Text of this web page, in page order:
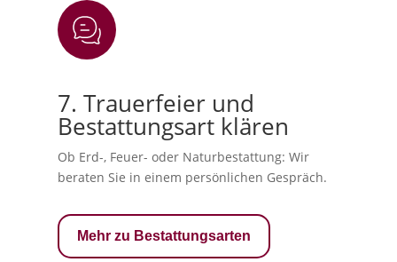
7. Trauerfeier und
Bestattungsart klären
Ob Erd-, Feuer- oder Naturbestattung: Wir
beraten Sie in einem persönlichen Gespräch.
Mehr zu Bestattungsarten